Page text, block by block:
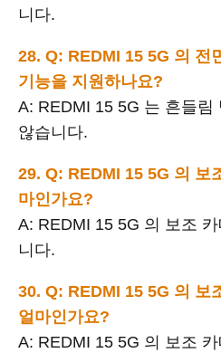
니다.
28. Q: REDMI 15 5G 의 전
기능을 지원하나요?
A: REDMI 15 5G 는 흔들림
않습니다.
29. Q: REDMI 15 5G 의 보
마인가요?
A: REDMI 15 5G 의 보조
니다.
30. Q: REDMI 15 5G 의 보
얼마인가요?
A: REDMI 15 5G 의 보조